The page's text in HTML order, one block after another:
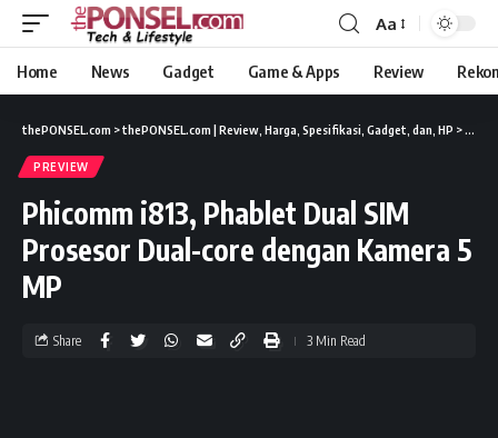
Aa
Home News Gadget Game & Apps Review
thePONSEL.com >thePONSEL.com | Review, Harga, Spesifikasi, Gadget, dan, HP >
PREVIEW
Phicomm i813, Phablet Dual SIM
Prosesor Dual-core dengan Kamera 5
MP
Share 3 Min Read